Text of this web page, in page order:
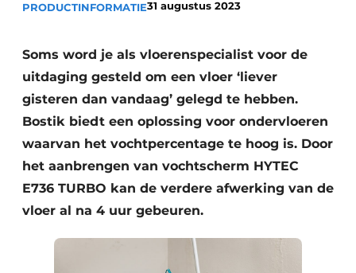
Video’s
Aanmelden
Bedrijven
Bedrijven
Contact
Beton & Staalbouw
BIM
Evenementen
Dak & Gevel
PRODUCTINFORMATIE31 augustus 2023
Soms word je als vloerenspecialist voor de
uitdaging gesteld om een vloer ‘liever
gisteren dan vandaag’ gelegd te hebben.
Bostik biedt een oplossing voor ondervloeren
waarvan het vochtpercentage te hoog is. Door
het aanbrengen van vochtscherm HYTEC
E736 TURBO kan de verdere afwerking van de
vloer al na 4 uur gebeuren.